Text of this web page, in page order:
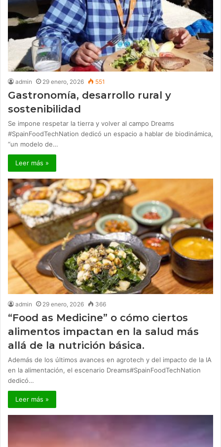
admin 29 enero, 2026 551
Gastronomía, desarrollo rural y
sostenibilidad
Se impone respetar la tierra y volver al campo Dreams
#SpainFoodTechNation dedicó un espacio a hablar de biodinámica,
“un modelo de…
Leer más »
admin 29 enero, 2026 366
“Food as Medicine” o cómo ciertos
alimentos impactan en la salud más
allá de la nutrición básica.
Además de los últimos avances en agrotech y del impacto de la IA
en la alimentación, el escenario Dreams#SpainFoodTechNation
dedicó…
Leer más »